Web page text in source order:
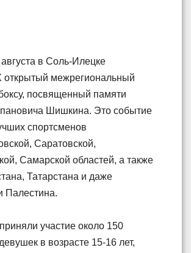
в Соль-Илецке
открытый межрегиональный
посвященный памяти
Шишкина. Это событие
спортсменов
Саратовской,
Самарской областей, а также
Татарстана и даже
Палестина.
участие около 150
в возрасте 15-16 лет,